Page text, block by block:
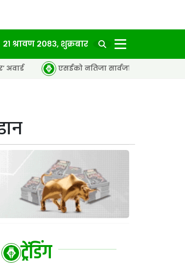
२१ श्रावण २०८३, शुक्रबार
एसईको नतिजा सार्वजनिक, ६५.९८ प्रतिशत विद्यार्थी
ट्रेंडिंग